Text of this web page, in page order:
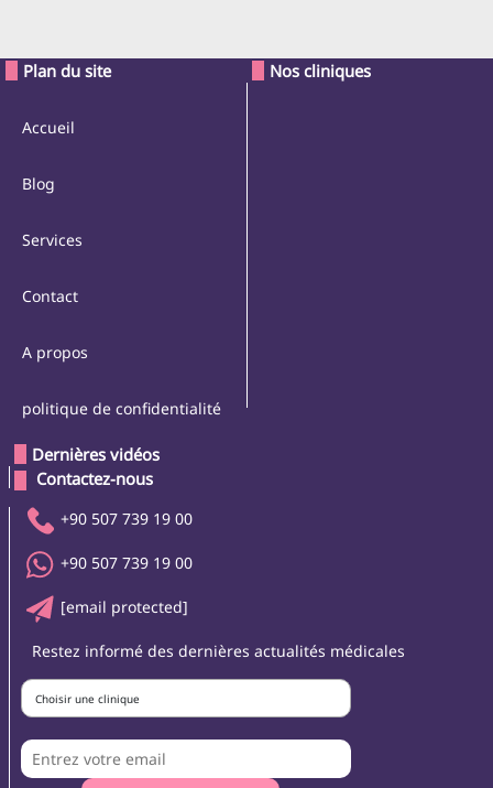
Plan du site
Accueil
Blog
Services
Contact
A propos
politique de confidentialité
Nos cliniques
Dernières vidéos
Contactez-nous
+90 507 739 19 00
+90 507 739 19 00
[email protected]
Restez informé des dernières actualités médicales
Choisir une clinique